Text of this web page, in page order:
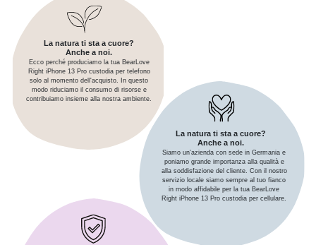
La natura ti sta a cuore?
Anche a noi.
Ecco perché produciamo la tua BearLove
Right iPhone 13 Pro custodia per telefono
solo al momento dell'acquisto. In questo
modo riduciamo il consumo di risorse e
contribuiamo insieme alla nostra ambiente.
La natura ti sta a cuore?
Anche a noi.
Siamo un'azienda con sede in Germania e
poniamo grande importanza alla qualità e
alla soddisfazione del cliente. Con il nostro
servizio locale siamo sempre al tuo fianco
in modo affidabile per la tua BearLove
Right iPhone 13 Pro custodia per cellulare.